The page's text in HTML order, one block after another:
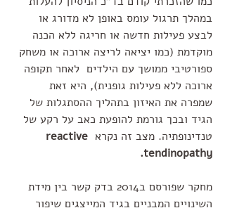
במהלך תרגול עומס באופן לא מדורג או
לבצע פעילות חדשה או חריגה ללא הכנה
מוקדמת (כמו יציאה לריצה ארוכה או משחק
ספורטיבי ממושך עם הילדים  לאחר תקופה
ארוכה ללא פעילות גופנית), היא זאת
שמפרה את האיזון בתהליך ההסתגלות של
הגיד ובכך גורמת להופעת כאב על רקע של
טנדינופתיה. מצב זה נקרא reactive
tendinopathy.
מחקר שפורסם ב2014 בדק קשר בין מידת
השינויים המבניים בגיד המייצגים שיפור